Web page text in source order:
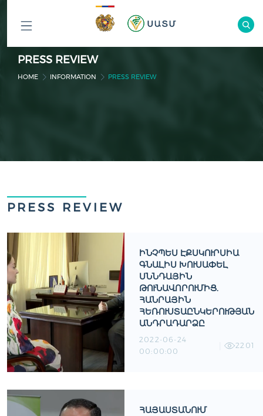
ԲՈԼՈՐ
ԲԱԺԻՆՆԵՐԸ
PRESS REVIEW
HOME INFORMATION PRESS REVIEW
PRESS REVIEW
ԻՆՉՊԵՍ ԷՔՍԿՈՒՐՍԻԱ
ԳՆԱԼԻՍ ԽՈՒՍԱՓԵԼ
ՍՆՆԴԱՅԻՆ
ԹՈՒՆԱՎՈՐՈՒՄԻՑ.
ՀԱՆՐԱՅԻՆ
ՀԵՌՈՒՍՏԱԸՆԿԵՐՈՒԹՅԱՆ
ԱՆԴՐԱԴԱՐՁԸ
2022-06-24
00:00:00
2201
ՀԱՅԱՍՏԱՆՈՒՄ